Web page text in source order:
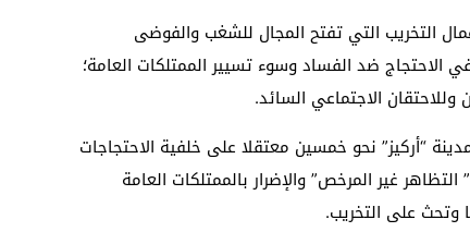
التخريب التي تفتح المجال للشغب والفوضى
الاحتجاج ضد الفساد وسوء تسيير الممتلكات العامة؛
الاجتماعي السائد.
“أركيز” نحو خمسين معتقلا على خلفية الاحتجاجات
غير المرخص” والإضرار بالممتلكات العامة
على التخريب.